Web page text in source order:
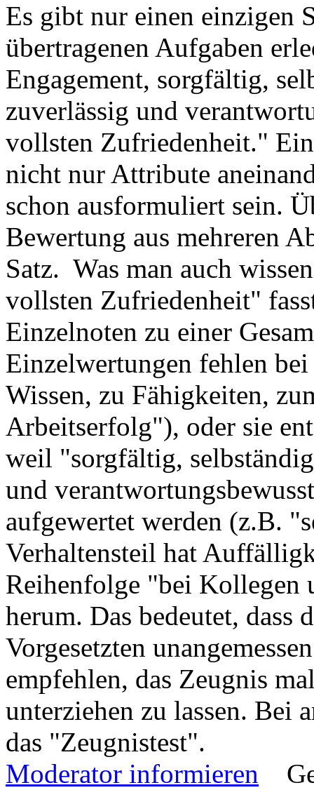
Es gibt nur einen einzigen
übertragenen Aufgaben
Engagement, sorgfältig,
zuverlässig und
vollsten Zufriedenheit."
nicht nur Attribute
schon ausformuliert sein.
Bewertung aus mehreren
Satz. Was man auch
vollsten Zufriedenheit"
Einzelnoten zu einer
Einzelwertungen fehlen
Wissen, zu Fähigkeiten,
Arbeitserfolg"), oder sie
weil "sorgfältig,
und
aufgewertet werden (z.B.
Verhaltensteil hat
Reihenfolge "bei Kollegen
herum. Das bedeutet, dass
Vorgesetzten
empfehlen, das Zeugnis
unterziehen zu lassen. Bei
das "Zeugnistest".
Moderator informieren